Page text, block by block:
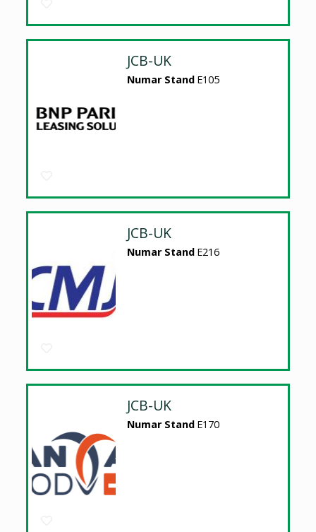
JCB-UK
Numar Stand E105
JCB-UK
Numar Stand E216
JCB-UK
Numar Stand E170